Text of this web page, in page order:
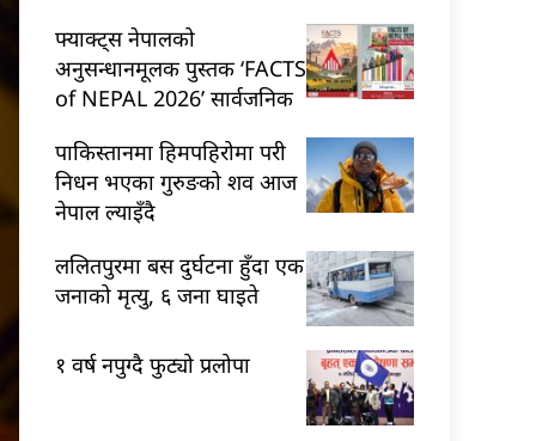
फ्याक्ट्स नेपालको
अनुसन्धानमूलक पुस्तक ‘FACTS
of NEPAL 2026’ सार्वजनिक
पाकिस्तानमा हिमपहिरोमा परी
निधन भएका गुरुङको शव आज
नेपाल ल्याइँदै
ललितपुरमा बस दुर्घटना हुँदा एक
जनाको मृत्यु, ६ जना घाइते
१ वर्ष नपुग्दै फुट्यो प्रलोपा